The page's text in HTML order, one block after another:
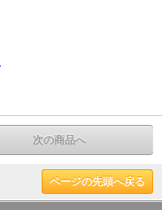
次の商品へ
ページの先頭へ戻る